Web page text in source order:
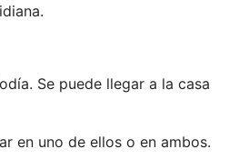
Se puede llegar a la casa
en uno de ellos o en ambos.